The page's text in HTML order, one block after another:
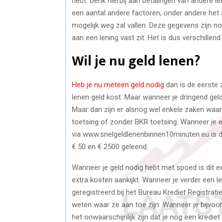
een aantal andere factoren, onder andere
mogelijk weg zal vallen. Deze gegevens zijn
aan een lening vast zit. Het is dus
Wil je nu geld lenen?
Heb je nu meteen geld nodig dan is de eerste
lenen geld kost. Maar wanneer je dringend
Maar dan zijn er alsnog wel enkele zaken
toetsing of zonder BKR toetsing. Wanneer je
via www.snelgeldlenenbinnen10minuten.eu
€ 50 en € 2500 geleend.
Wanneer je geld nodig hebt met spoed is dit
extra kosten aankijkt. Wanneer je verder een
geregistreerd bij het Bureau Krediet
weten waar ze aan toe zijn. Wanneer je
het onwaarschijnlijk zijn dat je nog een